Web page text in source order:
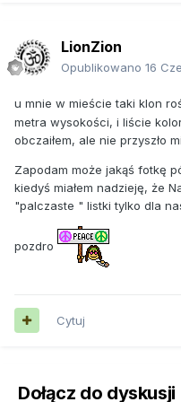
lepiej posadzić je w
palące słońce może
się zdarza, że świeżo
z grupy Dissectum, mają
krawędzie i wierzchołki
trzeba osłaniać
Wszelkie cięcia
wykonywać zimą i na
Pierwsze skrzypce
Jak na wyjątkową roślinę
należy się również
wygląda w ogrodach
dalekowschodnie, ale nie
Całkiem nieźle rosną
LionZion
Opublikowano 16
u mnie w mieście taki klon
metra wysokości, i liście
obczaiłem, ale nie przyszło
Zapodam może jakąś fotkę
kiedyś miałem nadzieję, że
"palczaste " listki tylko dla
pozdro
Cytuj
Dołącz do dyskusji